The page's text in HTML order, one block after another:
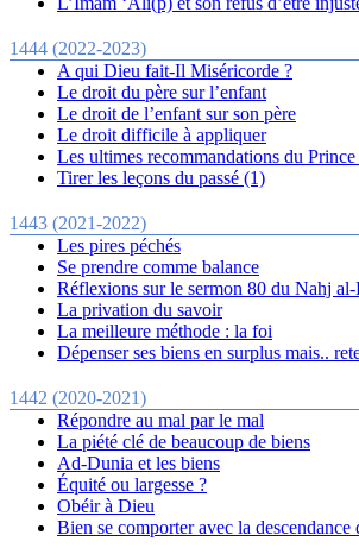
1444 (2022-2023)
A qui Dieu fait-Il Miséricorde ?
Le droit du père sur l’enfant
Le droit de l’enfant sur son père
Le droit difficile à appliquer
Les ultimes recommandations du
Tirer les leçons du passé (1)
1443 (2021-2022)
Les pires péchés
Se prendre comme balance
Réflexions sur le sermon 80 du Nahj
La privation du savoir
La meilleure méthode : la foi
Dépenser ses biens en surplus mais..
1442 (2020-2021)
Répondre au mal par le mal
La piété clé de beaucoup de biens
Ad-Dunia et les biens
Équité ou largesse ?
Obéir à Dieu
Bien se comporter avec la descendance